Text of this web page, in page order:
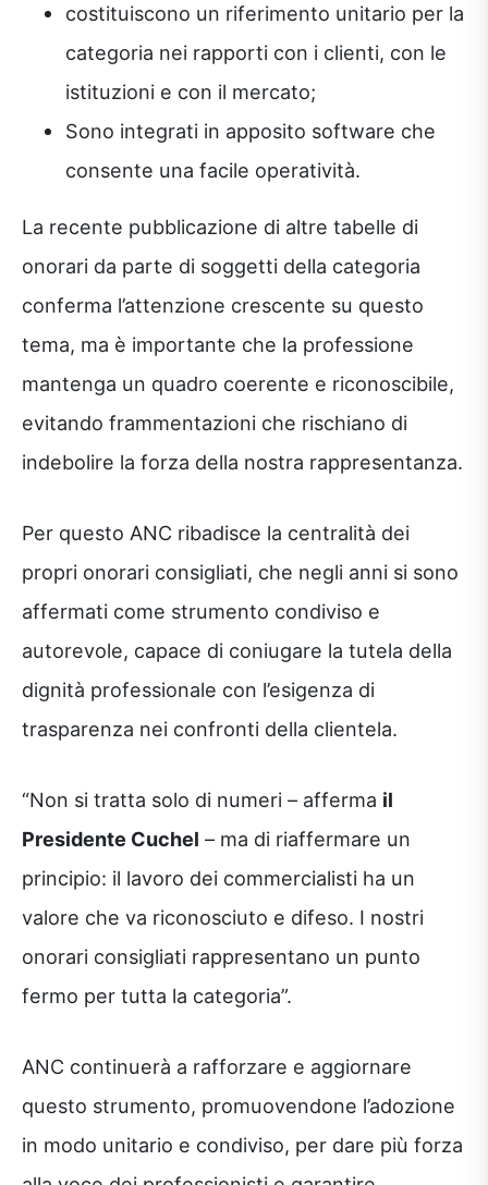
costituiscono un riferimento unitario per la
categoria nei rapporti con i clienti, con le
istituzioni e con il mercato;
Sono integrati in apposito software che
consente una facile operatività.
La recente pubblicazione di altre tabelle di
onorari da parte di soggetti della categoria
conferma l’attenzione crescente su questo
tema, ma è importante che la professione
mantenga un quadro coerente e riconoscibile,
evitando frammentazioni che rischiano di
indebolire la forza della nostra rappresentanza.
Per questo ANC ribadisce la centralità dei
propri onorari consigliati, che negli anni si sono
affermati come strumento condiviso e
autorevole, capace di coniugare la tutela della
dignità professionale con l’esigenza di
trasparenza nei confronti della clientela.
“Non si tratta solo di numeri – afferma il
Presidente Cuchel – ma di riaffermare un
principio: il lavoro dei commercialisti ha un
valore che va riconosciuto e difeso. I nostri
onorari consigliati rappresentano un punto
fermo per tutta la categoria”.
ANC continuerà a rafforzare e aggiornare
questo strumento, promuovendone l’adozione
in modo unitario e condiviso, per dare più forza